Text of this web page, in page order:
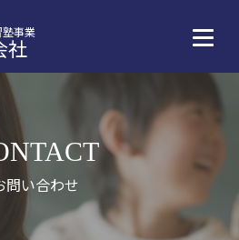
事業
社
問い合わせ